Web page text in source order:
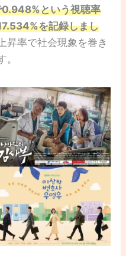
0.948%という視聴率
を記録しまし
昇率で社会現象を巻き